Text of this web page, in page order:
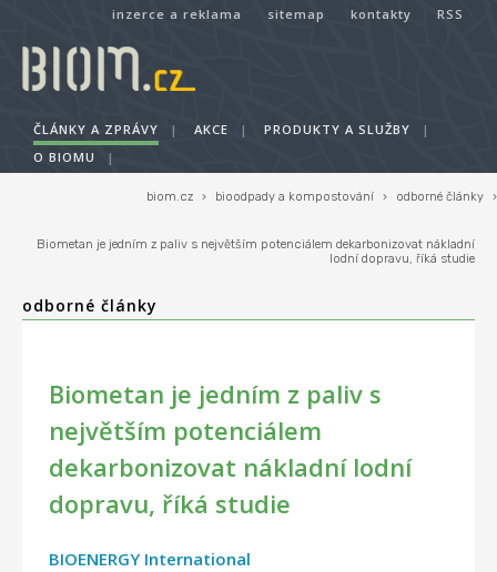
inzerce a reklama sitemap kontakty RSS
ČLÁNKY A ZPRÁVY | AKCE | PRODUKTY A SLUŽBY
|
O BIOMU
|
biom.cz › bioodpady a kompostování › odborné články ›
Biometan je jedním z paliv s největším potenciálem dekarbonizovat nákladní
lodní dopravu, říká studie
odborné články
Biometan je jedním z paliv s
největším potenciálem
dekarbonizovat nákladní lodní
dopravu, říká studie
BIOENERGY International